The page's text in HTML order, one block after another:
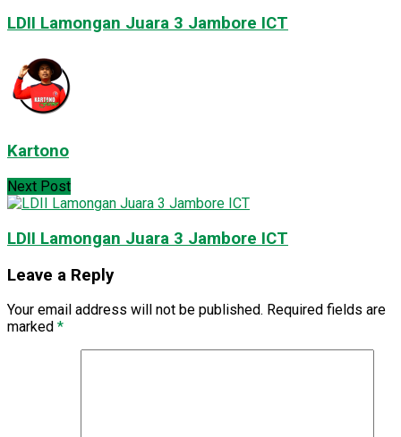
LDII Lamongan Juara 3 Jambore ICT
Kartono
Next Post
LDII Lamongan Juara 3 Jambore ICT
Leave a Reply
Your email address will not be published. Required fields are
marked *